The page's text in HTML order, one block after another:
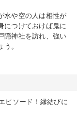
水や空の人は相性が
につけておけば鬼に
隠神社を訪れ、強い
。
ピソード！縁結びに